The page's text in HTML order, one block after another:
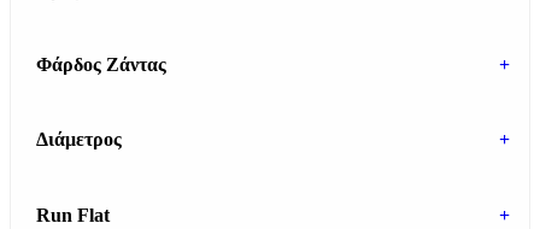
Φάρδος Ζάντας +
Διάμετρος +
Run Flat +